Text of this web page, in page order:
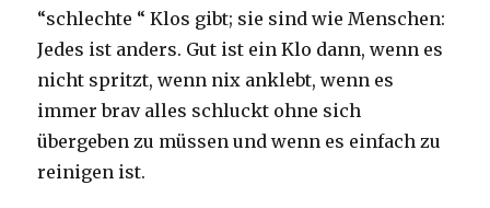
“schlechte “ Klos gibt; sie sind wie Menschen:
Jedes ist anders. Gut ist ein Klo dann, wenn es
nicht spritzt, wenn nix anklebt, wenn es
immer brav alles schluckt ohne sich
übergeben zu müssen und wenn es einfach zu
reinigen ist.